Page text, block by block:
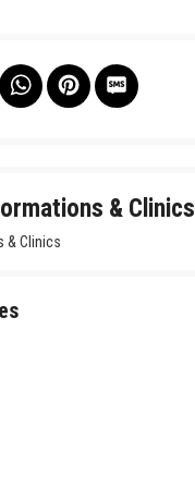
& Clinics
& Clinics